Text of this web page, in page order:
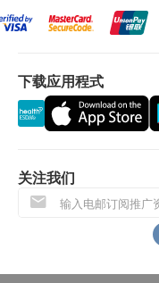
血葡萄糖 (空腹)
报告
医生讲解报告
下载应用程式
关注我们